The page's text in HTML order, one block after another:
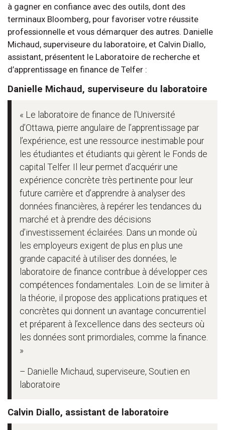
à gagner en confiance avec des outils, dont des
terminaux Bloomberg, pour favoriser votre réussite
professionnelle et vous démarquer des autres. Danielle
Michaud, superviseure du laboratoire, et Calvin Diallo,
assistant, présentent le Laboratoire de recherche et
d’apprentissage en finance de Telfer :
Danielle Michaud, superviseure du laboratoire
« Le laboratoire de finance de l’Université
d’Ottawa, pierre angulaire de l’apprentissage par
l’expérience, est une ressource inestimable pour
les étudiantes et étudiants qui gèrent le Fonds de
capital Telfer. Il leur permet d’acquérir une
expérience concrète très pertinente pour leur
future carrière et d’apprendre à analyser des
données financières, à repérer les tendances du
marché et à prendre des décisions
d’investissement éclairées. Dans un monde où
les employeurs exigent de plus en plus une
grande capacité à utiliser des données, le
laboratoire de finance contribue à développer ces
compétences fondamentales. Loin de se limiter à
la théorie, il propose des applications pratiques et
concrètes qui donnent un avantage concurrentiel
et préparent à l’excellence dans des secteurs où
les données sont primordiales, comme la finance.
»
– Danielle Michaud, superviseure, Soutien en
laboratoire
Calvin Diallo, assistant de laboratoire